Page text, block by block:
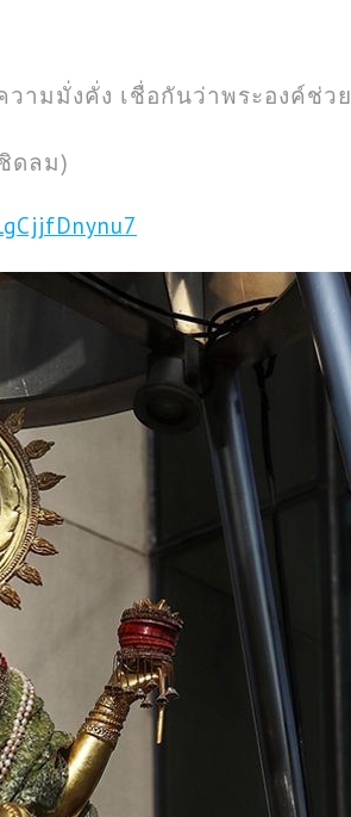
ามมั่งคั่ง เชื่อกันว่าพระองค์ช่วย
ดลม)